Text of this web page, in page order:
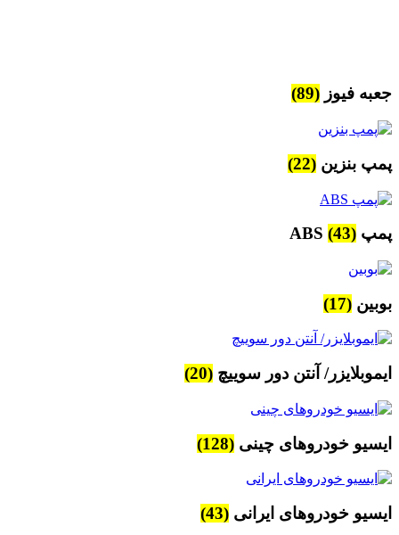
جعبه فیوز (89)
پمپ بنزین (22)
پمپ ABS (43)
بوبین (17)
ایموبلایزر/ آنتن دور سوییچ (20)
ایسیو خودروهای چینی (128)
ایسیو خودروهای ایرانی (43)